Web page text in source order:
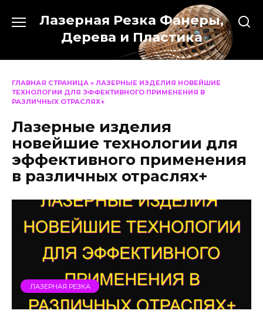
содержанию
Лазерная Резка Фанеры,
Дерева и Пластика
ГЛАВНАЯ СТРАНИЦА » ЛАЗЕРНЫЕ ИЗДЕЛИЯ НОВЕЙШИЕ
ТЕХНОЛОГИИ ДЛЯ ЭФФЕКТИВНОГО ПРИМЕНЕНИЯ В
РАЗЛИЧНЫХ ОТРАСЛЯХ+
Лазерные изделия
новейшие технологии для
эффективного применения
в различных отраслях+
ЛАЗЕРНАЯ РЕЗКА